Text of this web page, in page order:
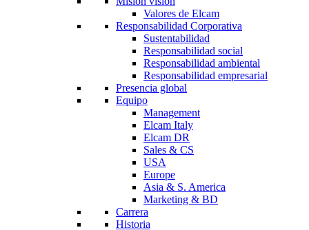
Valores de Elcam
Responsabilidad Corporativa
Sustentabilidad
Responsabilidad social
Responsabilidad ambiental
Responsabilidad empresarial
Presencia global
Equipo
Management
Elcam Italy
Elcam DR
Sales & CS
USA
Europe
Asia & S. America
Marketing & BD
Carrera
Historia